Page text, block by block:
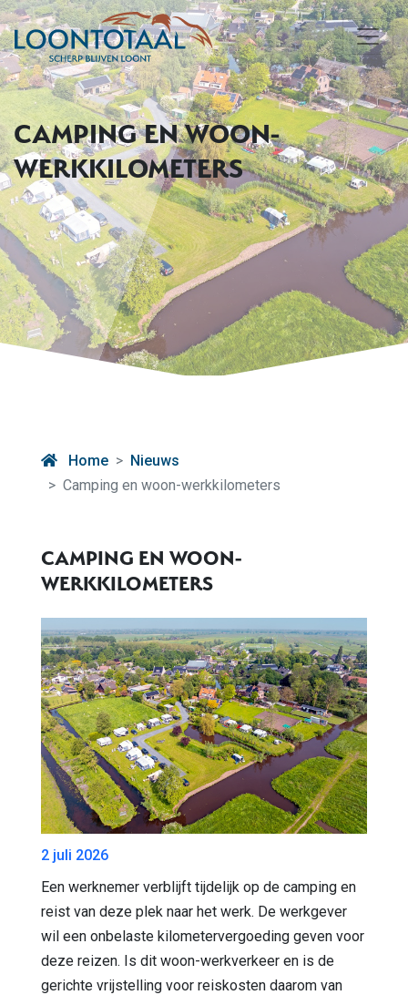
CAMPING EN WOON-
WERKKILOMETERS
Home
Nieuws
Camping en woon-werkkilometers
CAMPING EN WOON-
WERKKILOMETERS
2 juli 2026
Een werknemer verblijft tijdelijk op de camping en
reist van deze plek naar het werk. De werkgever
wil een onbelaste kilometervergoeding geven voor
deze reizen. Is dit woon-werkverkeer en is de
gerichte vrijstelling voor reiskosten daarom van